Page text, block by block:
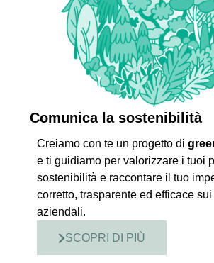
Comunica la sostenibilità
Creiamo con te un progetto di
e ti guidiamo per valorizzare i tuoi
sostenibilità e raccontare il tuo
corretto, trasparente ed efficace
aziendali.
SCOPRI DI PIÙ